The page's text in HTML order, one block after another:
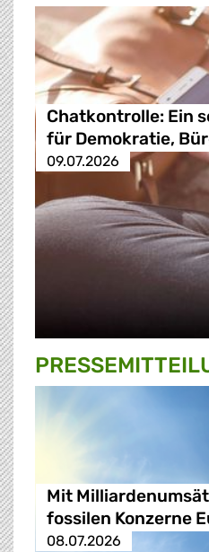
Chatkontrolle: Ein
für Demokratie,
09.07.2026
Mit
fossilen Konzerne
08.07.2026